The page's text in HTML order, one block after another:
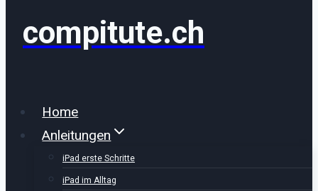
compitute.ch
Home
Anleitungen
iPad erste Schritte
iPad im Alltag